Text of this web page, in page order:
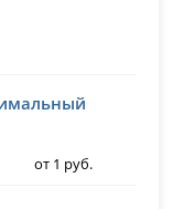
от 1 руб.